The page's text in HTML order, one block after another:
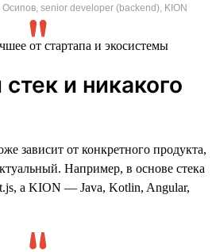
Осипов, senior developer (backend), KION
и никакого
зависит от конкретного продукта,
Например, в основе стека
а KION — Java, Kotlin, Angular,